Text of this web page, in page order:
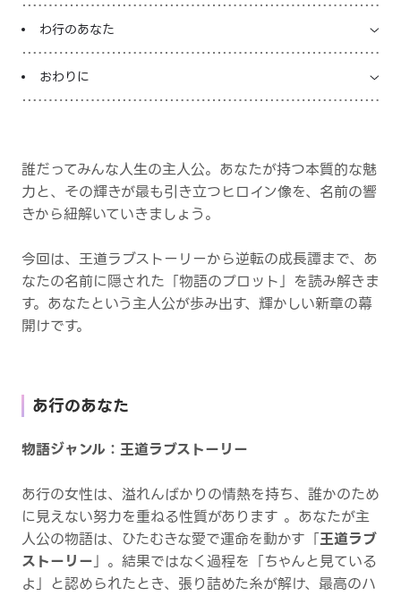
わ行のあなた
おわりに
誰だってみんな人生の主人公。あなたが持つ本質的な魅
力と、その輝きが最も引き立つヒロイン像を、名前の響
きから紐解いていきましょう。
今回は、王道ラブストーリーから逆転の成長譚まで、あ
なたの名前に隠された「物語のプロット」を読み解きま
す。あなたという主人公が歩み出す、輝かしい新章の幕
開けです。
あ行のあなた
物語ジャンル：王道ラブストーリー
あ行の女性は、溢れんばかりの情熱を持ち、誰かのため
に見えない努力を重ねる性質があります 。あなたが主
人公の物語は、ひたむきな愛で運命を動かす「王道ラブ
ストーリー」。結果ではなく過程を「ちゃんと見ている
よ」と認められたとき、張り詰めた糸が解け、最高のハ